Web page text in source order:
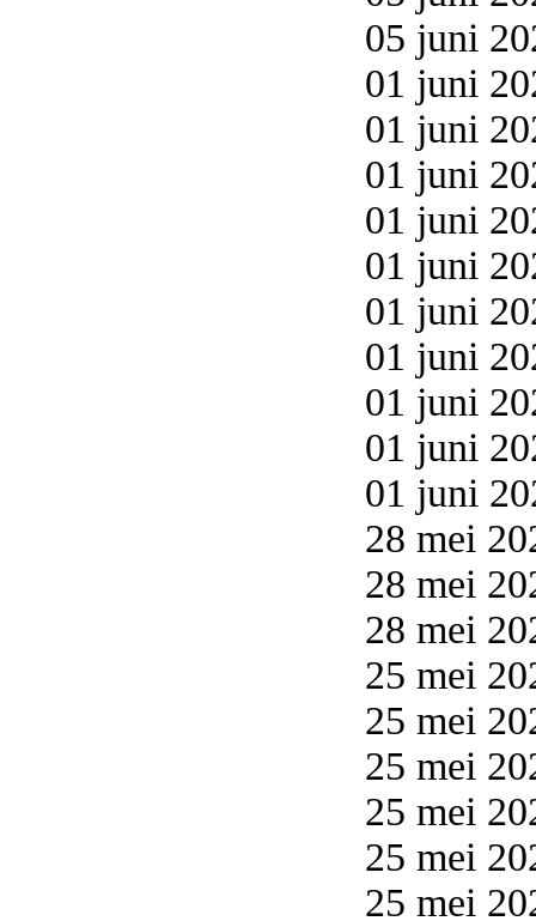
05 juni
01 juni
01 juni
01 juni
01 juni
01 juni
01 juni
01 juni
01 juni
01 juni
01 juni
28 mei
28 mei
28 mei
25 mei
25 mei
25 mei
25 mei
25 mei
25 mei